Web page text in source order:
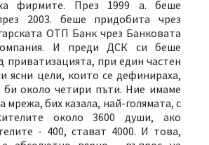
фирмите. През 1999 а. беше
2003. беше придобита чрез
ОТП Банк чрез Банковата
И преди ДСК си беше
приватизацията, при един частен
ясни цели, които се дефинираха,
би около четири пъти. Ние имаме
мрежа, бих казала, най-голямата, с
около 3600 души, ако
- 400, стават 4000. И това,